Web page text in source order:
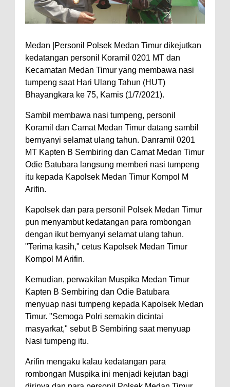
Medan |Personil Polsek Medan Timur dikejutkan
kedatangan personil Koramil 0201 MT dan
Kecamatan Medan Timur yang membawa nasi
tumpeng saat Hari Ulang Tahun (HUT)
Bhayangkara ke 75, Kamis (1/7/2021).
Sambil membawa nasi tumpeng, personil
Koramil dan Camat Medan Timur datang sambil
bernyanyi selamat ulang tahun. Danramil 0201
MT Kapten B Sembiring dan Camat Medan Timur
Odie Batubara langsung memberi nasi tumpeng
itu kepada Kapolsek Medan Timur Kompol M
Arifin.
Kapolsek dan para personil Polsek Medan Timur
pun menyambut kedatangan para rombongan
dengan ikut bernyanyi selamat ulang tahun.
"Terima kasih," cetus Kapolsek Medan Timur
Kompol M Arifin.
Kemudian, perwakilan Muspika Medan Timur
Kapten B Sembiring dan Odie Batubara
menyuap nasi tumpeng kepada Kapolsek Medan
Timur. "Semoga Polri semakin dicintai
masyarkat," sebut B Sembiring saat menyuap
Nasi tumpeng itu.
Arifin mengaku kalau kedatangan para
rombongan Muspika ini menjadi kejutan bagi